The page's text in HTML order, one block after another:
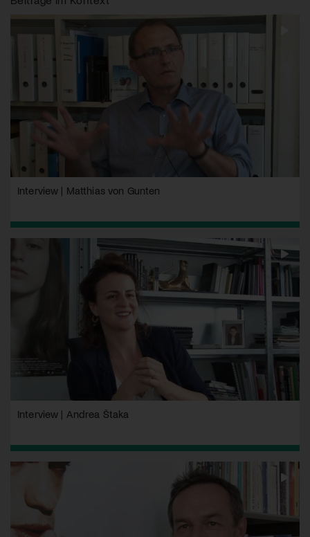
Interview | Matthias von Gunten
Interview | Andrea Štaka